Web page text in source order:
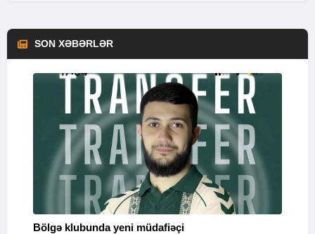
SON XƏBƏRLƏR
Bölgə klubunda yeni müdafiəçi